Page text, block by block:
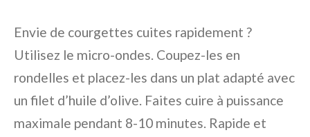
Envie de courgettes cuites rapidement ?
Utilisez le micro-ondes. Coupez-les en
rondelles et placez-les dans un plat adapté avec
un filet d’huile d’olive. Faites cuire à puissance
maximale pendant 8-10 minutes. Rapide et